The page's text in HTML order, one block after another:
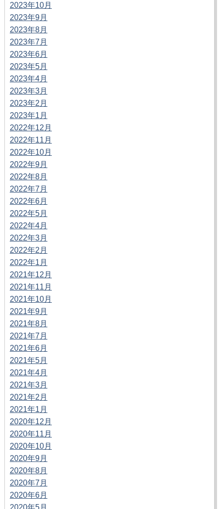
2023年10月
2023年9月
2023年8月
2023年7月
2023年6月
2023年5月
2023年4月
2023年3月
2023年2月
2023年1月
2022年12月
2022年11月
2022年10月
2022年9月
2022年8月
2022年7月
2022年6月
2022年5月
2022年4月
2022年3月
2022年2月
2022年1月
2021年12月
2021年11月
2021年10月
2021年9月
2021年8月
2021年7月
2021年6月
2021年5月
2021年4月
2021年3月
2021年2月
2021年1月
2020年12月
2020年11月
2020年10月
2020年9月
2020年8月
2020年7月
2020年6月
2020年5月